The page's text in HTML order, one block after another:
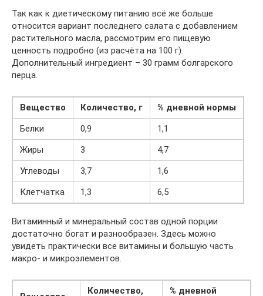
Так как к диетическому питанию всё же больше
относится вариант последнего салата с добавлением
растительного масла, рассмотрим его пищевую
ценность подробно (из расчёта на 100 г).
Дополнительный ингредиент – 30 грамм болгарского
перца.
Вещество Количество, г
% дневной нормы
Белки
0,9
1,1
Жиры
3
4,7
Углеводы
3,7
1,6
Клетчатка
1,3 6,5
Витаминный и минеральный состав одной порции
достаточно богат и разнообразен. Здесь можно
увидеть практически все витамины и большую часть
макро- и микроэлементов.
Количество, % дневной